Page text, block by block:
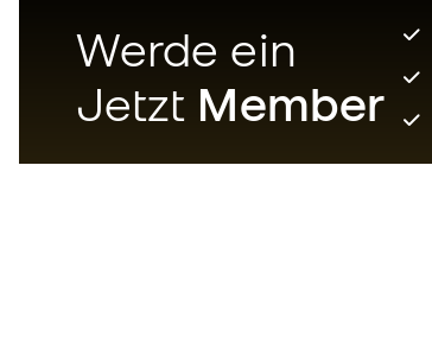
Werde ein
Jetzt Member